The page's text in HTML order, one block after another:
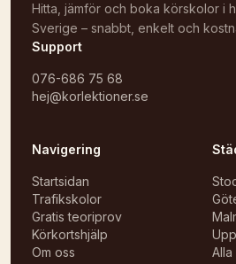
Hitta, jämför och boka körskolor i
Sverige – snabbt, enkelt och
Support
076-686 75 68
hej@korlektioner.se
Navigering
Startsidan
Trafikskolor
Gratis teoriprov
Körkortshjälp
Om oss